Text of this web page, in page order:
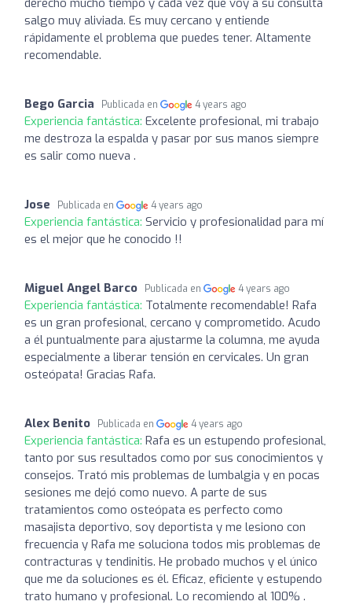
salgo muy aliviada. Es muy cercano y entiende
rápidamente el problema que puedes tener. Altamente
recomendable.
Bego Garcia Publicada en 4 years ago
Experiencia fantástica: Excelente profesional, mi trabajo
me destroza la espalda y pasar por sus manos siempre
es salir como nueva .
Jose Publicada en 4 years ago
Experiencia fantástica: Servicio y profesionalidad para mí
es el mejor que he conocido !!
Miguel Angel Barco Publicada en 4 years ago
Experiencia fantástica: Totalmente recomendable! Rafa
es un gran profesional, cercano y comprometido. Acudo
a él puntualmente para ajustarme la columna, me ayuda
especialmente a liberar tensión en cervicales. Un gran
osteópata! Gracias Rafa.
Alex Benito Publicada en 4 years ago
Experiencia fantástica: Rafa es un estupendo profesional,
tanto por sus resultados como por sus conocimientos y
consejos. Trató mis problemas de lumbalgia y en pocas
sesiones me dejó como nuevo. A parte de sus
tratamientos como osteópata es perfecto como
masajista deportivo, soy deportista y me lesiono con
frecuencia y Rafa me soluciona todos mis problemas de
contracturas y tendinitis. He probado muchos y el único
que me da soluciones es él. Eficaz, eficiente y estupendo
trato humano y profesional. Lo recomiendo al 100% .